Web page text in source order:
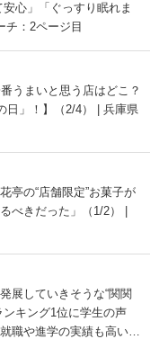
心」「ぐっすり眠れま
チ：2ページ目
うまいと思う店はどこ？
日」！】（2/4） | 兵庫県
亭の“店舗限定”お菓子が
べきだった」（1/2） |
展していきそうな“関関
キング1位に学生の声
職や進学の実績も高い」